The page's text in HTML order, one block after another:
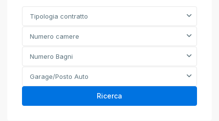
Tipologia contratto
Numero camere
Numero Bagni
Garage/Posto Auto
Ricerca